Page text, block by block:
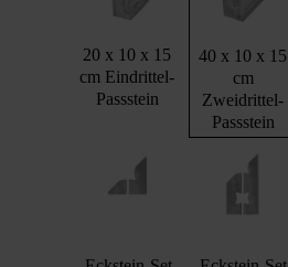
20 x 10 x 15
cm Eindrittel-
Passstein
40 x 10 x 15
cm
Zweidrittel-
Passstein